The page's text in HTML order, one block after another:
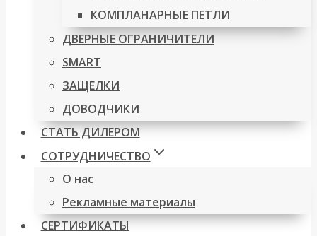
КОМПЛАНАРНЫЕ ПЕТЛИ
ДВЕРНЫЕ ОГРАНИЧИТЕЛИ
SMART
ЗАЩЕЛКИ
ДОВОДЧИКИ
СТАТЬ ДИЛЕРОМ
СОТРУДНИЧЕСТВО
О нас
Рекламные материалы
СЕРТИФИКАТЫ